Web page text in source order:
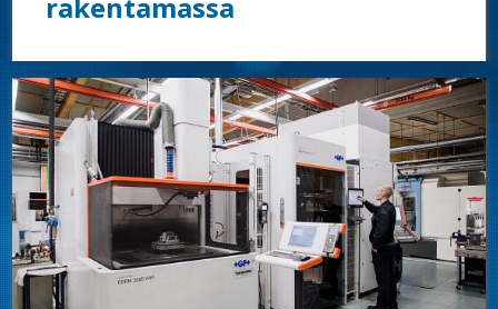
rakentamassa